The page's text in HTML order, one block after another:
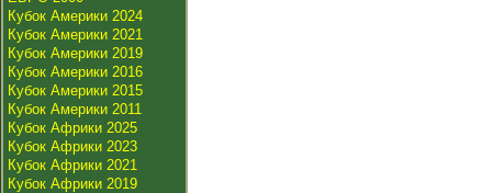
Кубок Америки 2024
Кубок Америки 2021
Кубок Америки 2019
Кубок Америки 2016
Кубок Америки 2015
Кубок Америки 2011
Кубок Африки 2025
Кубок Африки 2023
Кубок Африки 2021
Кубок Африки 2019